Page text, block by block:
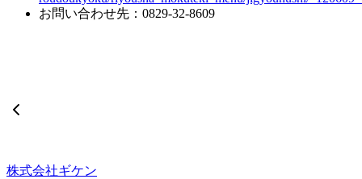
お問い合わせ先：0829-32-8609
株式会社ギケン